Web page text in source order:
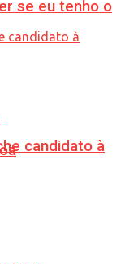
candidato à
se eu tenho o